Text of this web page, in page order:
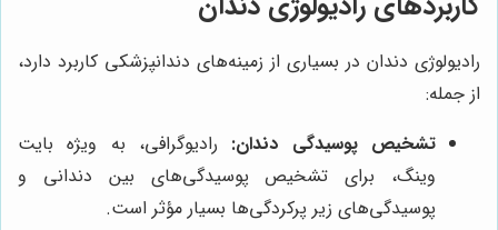
رادیولوژی دندان در بسیاری از زمینه‌های دندانپزشکی کاربرد دارد،
از جمله:
تشخیص پوسیدگی دندان: رادیوگرافی، به ویژه بایت
وینگ، برای تشخیص پوسیدگی‌های بین دندانی و
پوسیدگی‌های زیر پرکردگی‌ها بسیار مؤثر است.